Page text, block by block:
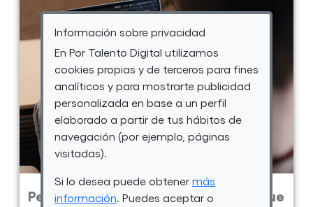
Información sobre privacidad
En Por Talento Digital utilizamos
cookies propias y de terceros para fines
analíticos y para mostrarte publicidad
personalizada en base a un perfil
elaborado a partir de tus hábitos de
navegación (por ejemplo, páginas
visitadas).
Si lo desea puede obtener más
información. Puedes aceptar o
mujeres
a
formarse
en
tecnología
Pedro es uno de esos alumnos a los que